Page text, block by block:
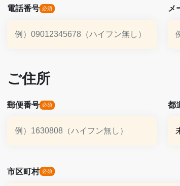
電話番号 メ
ご住所
郵便番号 都
市区町村